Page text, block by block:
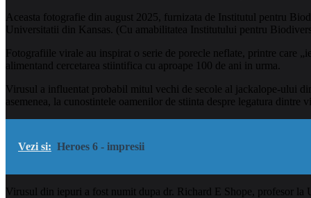
Aceasta fotografie din august 2025, furnizata de Institutul pentru
Universitatii din Kansas. (Cu amabilitatea Institutului pentru
Fotografiile virale au inspirat o serie de porecle neflate, printre care
alimentand cercetarea stiintifica cu aproape 100 de ani in urma.
Virusul a influentat probabil mitul vechi de secole al jackalope-ului
asemenea, la cunostintele oamenilor de stiinta despre legatura
Vezi si: Heroes 6 - impresii
Virusul din iepuri a fost numit dupa dr. Richard E Shope, profesor la